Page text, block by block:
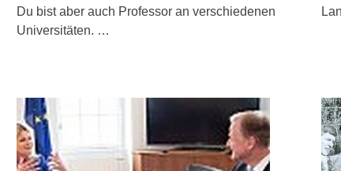
Du bist aber auch Professor an verschiedenen
Universitäten. …